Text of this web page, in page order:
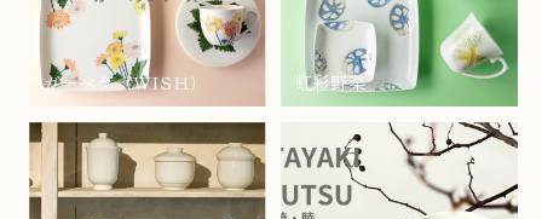
ガーベラ（WISH） 虹彩野菜